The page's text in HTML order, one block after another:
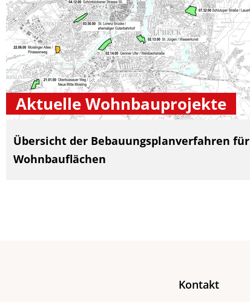
Aktuelle Wohnbauprojekte
Übersicht der Bebauungsplanverfahren für
Wohnbauflächen
Kontakt